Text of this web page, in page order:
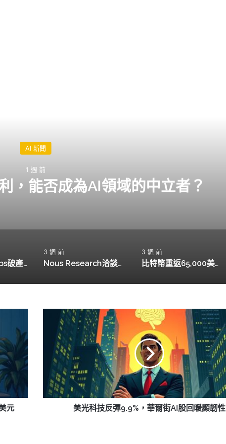
AI 新聞
1 週 前
，能否成為AI領域的中立者？
Movement Labs破產申請，MOVE代幣暴跌94%引發市場擔憂
3 週 前
Nous Research洽談新融資，目標估值15億美元
3 週 前
比特幣重返65,000美元，機構動向引發市場關注
元
9.9%，
爾
美光科技反彈9.9%，華爾街AI股回暖顯韌性